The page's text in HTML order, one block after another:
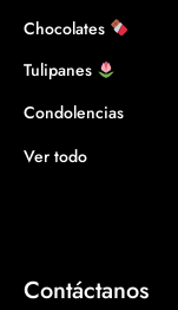
Chocolates
Tulipanes
Condolencias
Ver todo
Contáctanos